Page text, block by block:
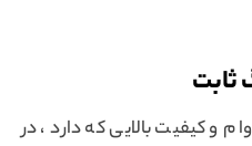
کیفیت بالایی که دارد ، در